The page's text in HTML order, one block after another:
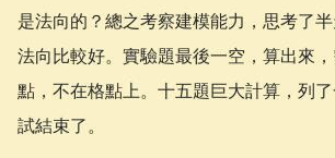
是法向的？總之考察建模能力，思考了
法向比較好。實驗題最後一空，算出來
點，不在格點上。十五題巨大計算，列
試結束了。